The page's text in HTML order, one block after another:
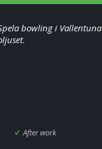
bowling i Vallentuna
After work